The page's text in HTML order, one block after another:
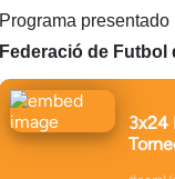
Programa presentado
Federació de Futbol